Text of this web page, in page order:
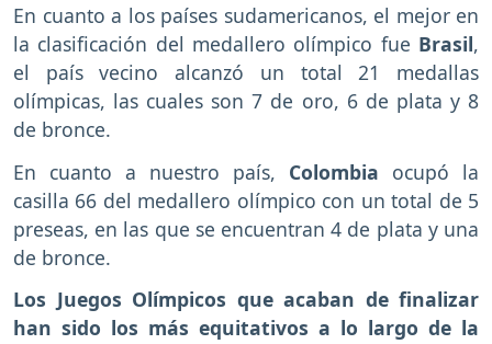
En cuanto a los países sudamericanos, el mejor en
la clasificación del medallero olímpico fue Brasil,
el país vecino alcanzó un total 21 medallas
olímpicas, las cuales son 7 de oro, 6 de plata y 8
de bronce.
En cuanto a nuestro país, Colombia ocupó la
casilla 66 del medallero olímpico con un total de 5
preseas, en las que se encuentran 4 de plata y una
de bronce.
Los Juegos Olímpicos que acaban de finalizar
han sido los más equitativos a lo largo de la